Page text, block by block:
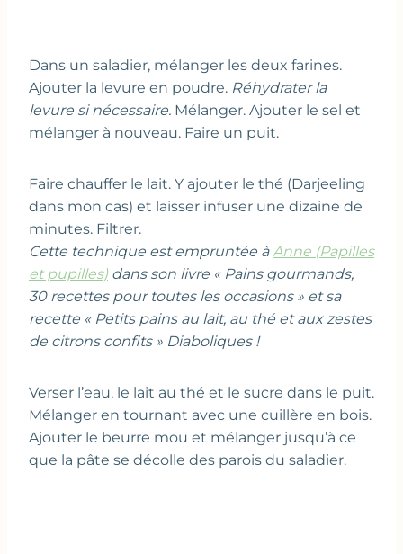
Dans un saladier, mélanger les deux farines.
Ajouter la levure en poudre. Réhydrater la
levure si nécessaire. Mélanger. Ajouter le sel et
mélanger à nouveau. Faire un puit.
Faire chauffer le lait. Y ajouter le thé (Darjeeling
dans mon cas) et laisser infuser une dizaine de
minutes. Filtrer.
Cette technique est empruntée àAnne (Papilles
et pupilles) dans son livre « Pains gourmands,
30 recettes pour toutes les occasions » et sa
recette « Petits pains au lait, au thé et aux zestes
de citrons confits » Diaboliques !
Verser l’eau, le lait au thé et le sucre dans le puit.
Mélanger en tournant avec une cuillère en bois.
Ajouter le beurre mou et mélanger jusqu’à ce
que la pâte se décolle des parois du saladier.